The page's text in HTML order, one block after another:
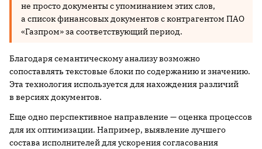
не просто документы с упоминанием этих слов,
а список финансовых документов с контрагентом ПАО
«Газпром» за соответствующий период.
Благодаря семантическому анализу возможно
сопоставлять текстовые блоки по содержанию и значению.
Эта технология используется для нахождения различий
в версиях документов.
Еще одно перспективное направление — оценка процессов
для их оптимизации. Например, выявление лучшего
состава исполнителей для ускорения согласования